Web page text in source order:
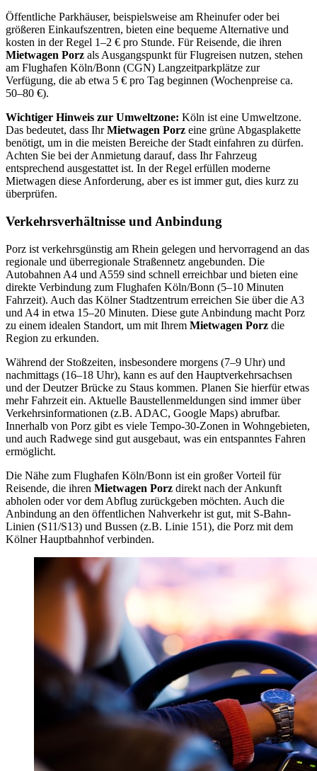
Öffentliche Parkhäuser, beispielsweise am Rheinufer oder bei
größeren Einkaufszentren, bieten eine bequeme Alternative und
kosten in der Regel 1–2 € pro Stunde. Für Reisende, die ihren
Mietwagen Porz als Ausgangspunkt für Flugreisen nutzen, stehen
am Flughafen Köln/Bonn (CGN) Langzeitparkplätze zur
Verfügung, die ab etwa 5 € pro Tag beginnen (Wochenpreise ca.
50–80 €).
Wichtiger Hinweis zur Umweltzone: Köln ist eine Umweltzone.
Das bedeutet, dass IhrMietwagen Porz eine grüne Abgasplakette
benötigt, um in die meisten Bereiche der Stadt einfahren zu dürfen.
Achten Sie bei der Anmietung darauf, dass Ihr Fahrzeug
entsprechend ausgestattet ist. In der Regel erfüllen moderne
Mietwagen diese Anforderung, aber es ist immer gut, dies kurz zu
überprüfen.
Verkehrsverhältnisse und Anbindung
Porz ist verkehrsgünstig am Rhein gelegen und hervorragend an das
regionale und überregionale Straßennetz angebunden. Die
Autobahnen A4 und A559 sind schnell erreichbar und bieten eine
direkte Verbindung zum Flughafen Köln/Bonn (5–10 Minuten
Fahrzeit). Auch das Kölner Stadtzentrum erreichen Sie über die A3
und A4 in etwa 15–20 Minuten. Diese gute Anbindung macht Porz
zu einem idealen Standort, um mit Ihrem Mietwagen Porz die
Region zu erkunden.
Während der Stoßzeiten, insbesondere morgens (7–9 Uhr) und
nachmittags (16–18 Uhr), kann es auf den Hauptverkehrsachsen
und der Deutzer Brücke zu Staus kommen. Planen Sie hierfür etwas
mehr Fahrzeit ein. Aktuelle Baustellenmeldungen sind immer über
Verkehrsinformationen (z.B. ADAC, Google Maps) abrufbar.
Innerhalb von Porz gibt es viele Tempo-30-Zonen in Wohngebieten,
und auch Radwege sind gut ausgebaut, was ein entspanntes Fahren
ermöglicht.
Die Nähe zum Flughafen Köln/Bonn ist ein großer Vorteil für
Reisende, die ihren Mietwagen Porz direkt nach der Ankunft
abholen oder vor dem Abflug zurückgeben möchten. Auch die
Anbindung an den öffentlichen Nahverkehr ist gut, mit S-Bahn-
Linien (S11/S13) und Bussen (z.B. Linie 151), die Porz mit dem
Kölner Hauptbahnhof verbinden.